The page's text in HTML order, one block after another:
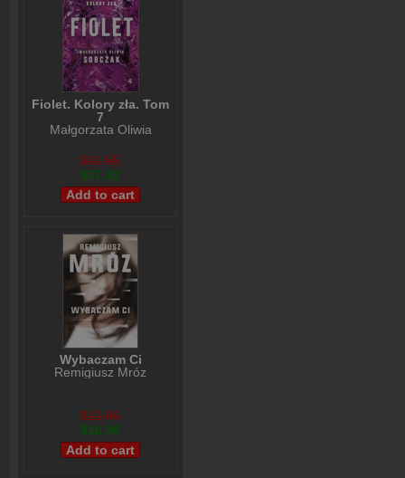
Fiolet. Kolory zła. Tom
7
Małgorzata Oliwia
$31,55
$27,92
Wybaczam Ci
Remigiusz Mróz
$12,96
$10,96